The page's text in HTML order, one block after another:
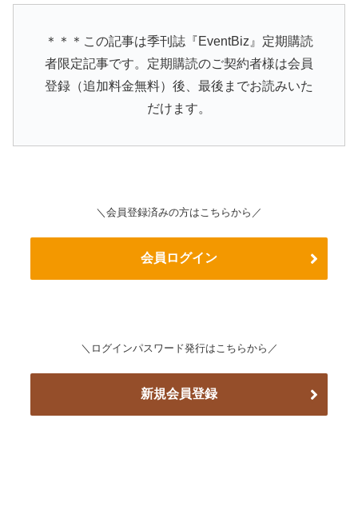
＊＊＊この記事は季刊誌『EventBiz』定期購読
者限定記事です。定期購読のご契約者様は会員
登録（追加料金無料）後、最後までお読みいた
だけます。
＼会員登録済みの方はこちらから／
会員ログイン
＼ログインパスワード発行はこちらから／
新規会員登録